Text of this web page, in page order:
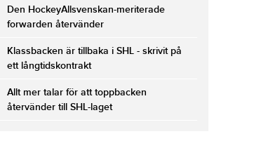
Den HockeyAllsvenskan-meriterade
forwarden återvänder
Klassbacken är tillbaka i SHL - skrivit på
ett långtidskontrakt
Allt mer talar för att toppbacken
återvänder till SHL-laget